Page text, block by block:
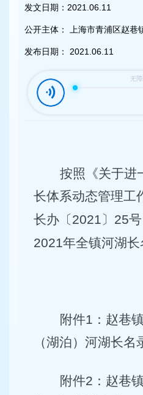
发文日期： 2021.06.11
公开主体： 上海市青浦区赵巷
发布日期： 2021.06.11
按照《关于进
长体系动态管理工
长办〔2021〕 25
2021年全镇河湖长
附件1 ：赵巷
（湖泊）河湖长名
附件2 ：赵巷